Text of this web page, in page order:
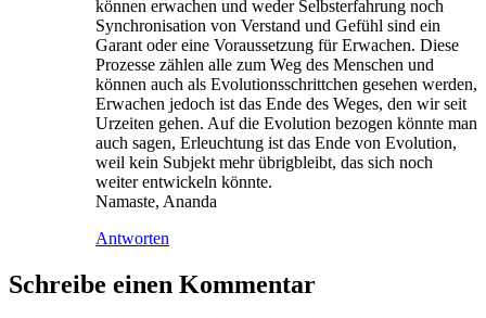
können erwachen und weder Selbsterfahrung noch
Synchronisation von Verstand und Gefühl sind ein
Garant oder eine Voraussetzung für Erwachen. Diese
Prozesse zählen alle zum Weg des Menschen und
können auch als Evolutionsschrittchen gesehen werden,
Erwachen jedoch ist das Ende des Weges, den wir seit
Urzeiten gehen. Auf die Evolution bezogen könnte man
auch sagen, Erleuchtung ist das Ende von Evolution,
weil kein Subjekt mehr übrigbleibt, das sich noch
weiter entwickeln könnte.
Namaste, Ananda
Antworten
Schreibe einen Kommentar